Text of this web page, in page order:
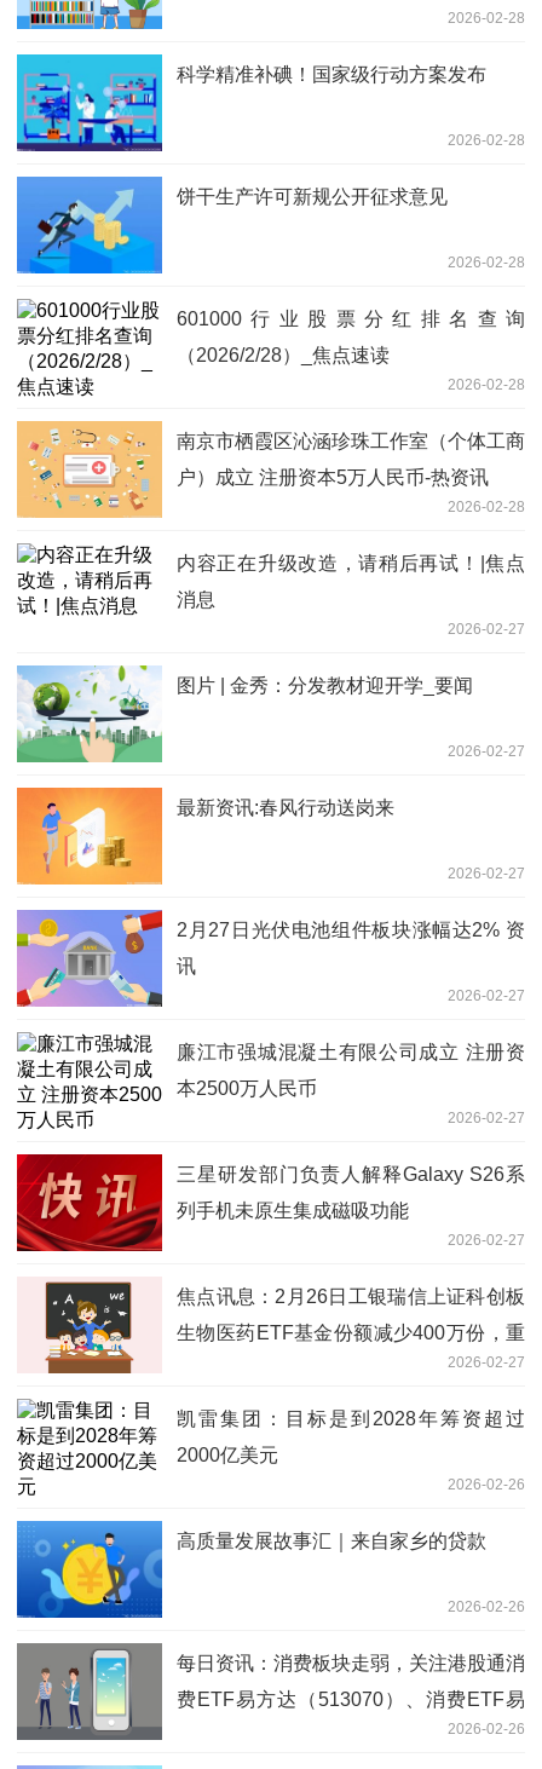
2026-02-28
科学精准补碘！国家级行动方案发布
2026-02-28
饼干生产许可新规公开征求意见
2026-02-28
601000行业股票分红排名查询
（2026/2/28）_焦点速读
2026-02-28
南京市栖霞区沁涵珍珠工作室（个体工商
户）成立 注册资本5万人民币-热资讯
2026-02-28
内容正在升级改造，请稍后再试！|焦点
消息
2026-02-27
图片 | 金秀：分发教材迎开学_要闻
2026-02-27
最新资讯:春风行动送岗来
2026-02-27
2月27日光伏电池组件板块涨幅达2% 资
讯
2026-02-27
廉江市强城混凝土有限公司成立 注册资
本2500万人民币
2026-02-27
三星研发部门负责人解释Galaxy S26系
列手机未原生集成磁吸功能
2026-02-27
焦点讯息：2月26日工银瑞信上证科创板
生物医药ETF基金份额减少400万份，重
仓股联影医疗、百济神州、艾力斯2026-02-27
凯雷集团：目标是到2028年筹资超过
2000亿美元
2026-02-26
高质量发展故事汇｜来自家乡的贷款
2026-02-26
每日资讯：消费板块走弱，关注港股通消
费ETF易方达（513070）、消费ETF易
方达（159798）等产品投资机会2026-02-26